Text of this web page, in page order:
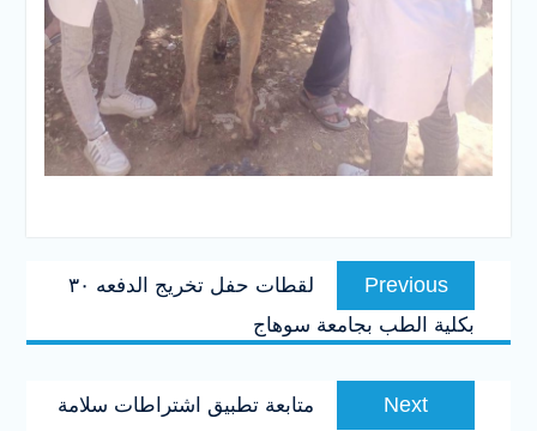
تصفّح
المقالاتPrevious
Previous
post:
لقطات حفل تخريج الدفعه ٣٠
بكلية الطب بجامعة سوهاج
Next
Next
post:
متابعة تطبيق اشتراطات سلامة